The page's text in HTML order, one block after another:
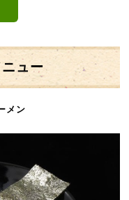
ュー
メン